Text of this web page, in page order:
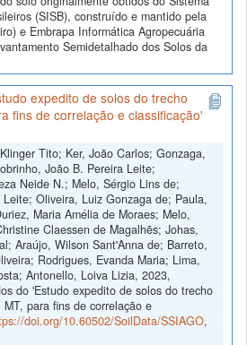
(SISB), construído e mantido pela
e Embrapa Informática Agropecuária
Semidetalhado dos Solos da
expedito de solos do trecho
fins de correlação e classificação'
Tito; Ker, João Carlos; Gonzaga,
João B. Pereira Leite;
Neide N.; Melo, Sérgio Lins de;
Leite; Oliveira, Luiz Gonzaga de; Paula,
Maria Amélia de Moraes; Melo,
Claessen de Magalhẽs; Johas,
Araújo, Wilson Sant'Anna de; Barreto,
Rodrigues, Evanda Maria; Lima,
Antonello, Loiva Lizia, 2023,
do 'Estudo expedito de solos do trecho
para fins de correlação e
doi.org/10.60502/SoilData/SSIAGO,